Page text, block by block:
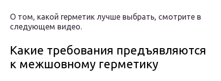
О том, какой герметик лучше выбрать, смотрите в
следующем видео.
Какие требования предъявляются
к межшовному герметику